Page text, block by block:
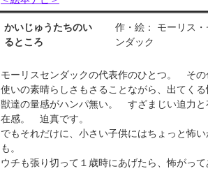
かいじゅうたちのい
るところ
作・絵： モーリス・
ンダック
モーリスセンダックの代表作のひとつ。 その
使いの素晴らしさもさることながら、出てくる
獣達の量感がハンパ無い。 すざまじい迫力と
在感。 迫真です。
でもそれだけに、小さい子供にはちょっと怖い
も。
ウチも張り切って１歳時にあげたら、怖がって